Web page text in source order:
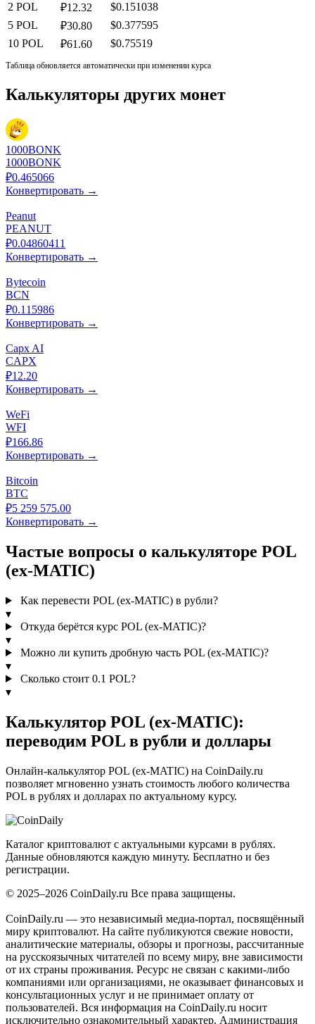
2 POL
₽12.32
$0.151038
5 POL
₽30.80
$0.377595
10 POL
₽61.60 $0.75519
Таблица обновляется автоматически при изменении курса
Калькуляторы других монет
1000BONK
1000BONK
₽0.465066
Конвертировать →
Peanut
PEANUT
₽0.04860411
Конвертировать →
Bytecoin
BCN
₽0.115986
Конвертировать →
Capx AI
CAPX
₽12.20
Конвертировать →
WeFi
WFI
₽166.86
Конвертировать →
Bitcoin
BTC
₽5 259 575.00
Конвертировать →
Частые вопросы о калькуляторе POL
(ex-MATIC)
Как перевести POL (ex-MATIC) в рубли?
▾
Откуда берётся курс POL (ex-MATIC)?
▾
Можно ли купить дробную часть POL (ex-MATIC)?
▾
Сколько стоит 0.1 POL?
▾
Калькулятор POL (ex-MATIC):
переводим POL в рубли и доллары
Онлайн-калькулятор POL (ex-MATIC) на CoinDaily.ru
позволяет мгновенно узнать стоимость любого количества
POL в рублях и долларах по актуальному курсу.
Каталог криптовалют с актуальными курсами в рублях.
Данные обновляются каждую минуту. Бесплатно и без
регистрации.
© 2025–2026 CoinDaily.ru Все права защищены.
CoinDaily.ru — это независимый медиа-портал, посвящённый
миру криптовалют. На сайте публикуются свежие новости,
аналитические материалы, обзоры и прогнозы, рассчитанные
на русскоязычных читателей по всему миру, вне зависимости
от их страны проживания. Ресурс не связан с какими-либо
компаниями или организациями, не оказывает финансовых и
консультационных услуг и не принимает оплату от
пользователей. Вся информация на CoinDaily.ru носит
исключительно ознакомительный характер. Администрация